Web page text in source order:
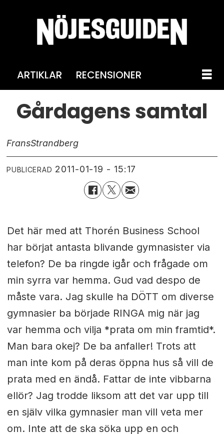
ARTIKLAR RECENSIONER
Gårdagens samtal
FransStrandberg
PUBLICERAD 2011-01-19 - 15:17
Det här med att Thorén Business School
har börjat antasta blivande gymnasister via
telefon? De ba ringde igår och frågade om
min syrra var hemma. Gud vad despo de
måste vara. Jag skulle ha DÖTT om diverse
gymnasier ba började RINGA mig när jag
var hemma och vilja *prata om min framtid*.
Man bara okej? De ba anfaller! Trots att
man inte kom på deras öppna hus så vill de
prata med en ändå. Fattar de inte vibbarna
ellör? Jag trodde liksom att det var upp till
en själv vilka gymnasier man vill veta mer
om. Inte att de ska söka upp en och